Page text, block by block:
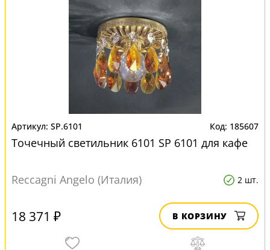
SP.6101 185607
Точечный светильник 6101 SP 6101 для кафе
Reccagni Angelo (Италия) 2 шт.
18 371 ₽ В КОРЗИНУ